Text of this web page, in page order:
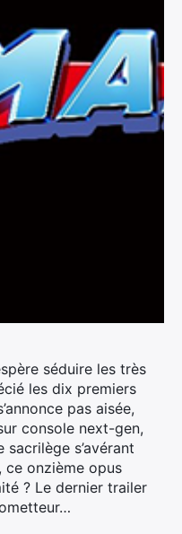
séduire les très
les dix premiers
pas aisée,
console next-gen,
s’avérant
ce onzième opus
? Le dernier trailer